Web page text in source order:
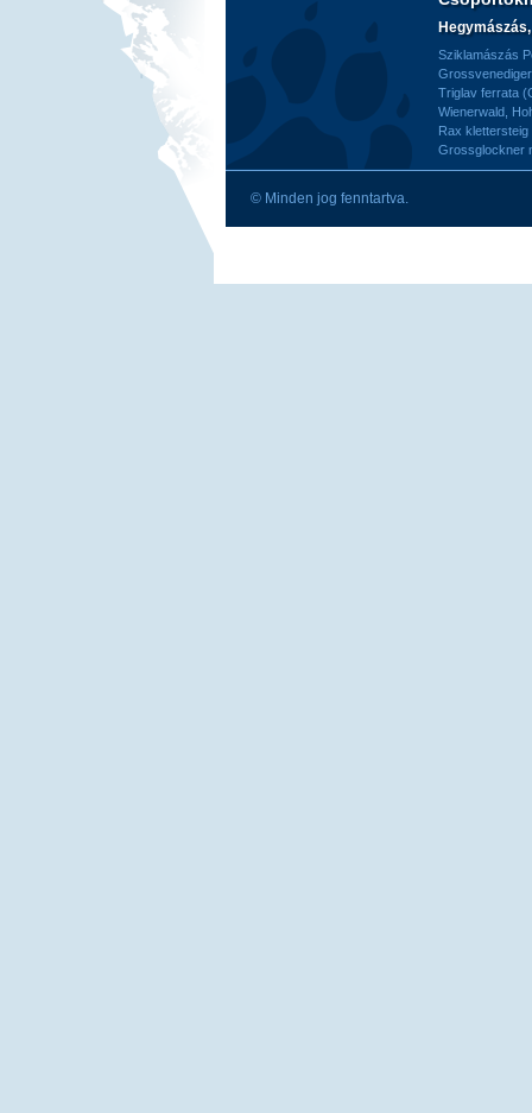
Sziklamászás
Triglav ferrata
Wienerwald,
Rax
Grossglockner
© Minden jog fenntartva.